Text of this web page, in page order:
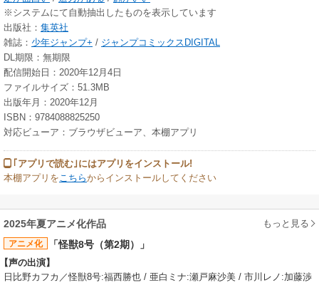
※システムにて自動抽出したものを表示しています
出版社： 集英社
雑誌： 少年ジャンプ+ / ジャンプコミックスDIGITAL
DL期限：無期限
配信開始日：2020年12月4日
ファイルサイズ：51.3MB
出版年月：2020年12月
ISBN：9784088825250
対応ビューア：ブラウザビューア、本棚アプリ
｢アプリで読む｣にはアプリをインストール!
本棚アプリをこちらからインストールしてください
2025年夏アニメ化作品 もっと見る
アニメ化 「怪獣8号（第2期）」
声の出演】
日比野カフカ／怪獣8号:福西勝也 / 亜白ミナ:瀬戸麻沙美 / 市川レノ:加藤渉